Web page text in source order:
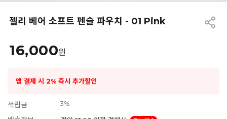
젤리 베어 소프트 펜슬 파우치 - 01 Pink
16,000원
앱 결제 시 2% 즉시 추가할인
적립금 3%